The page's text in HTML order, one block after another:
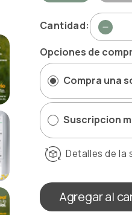
Cantidad:
para
Opciones de
Compra una
Suscripcion
Detalles de la
Agregar al